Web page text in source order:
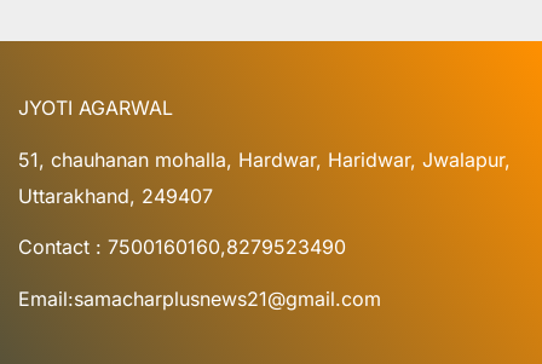
JYOTI AGARWAL
51, chauhanan mohalla, Hardwar, Haridwar, Jwalapur,
Uttarakhand, 249407
Contact : 7500160160,8279523490
Email:samacharplusnews21@gmail.com